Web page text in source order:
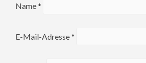
Name*
E-Mail-Adresse*